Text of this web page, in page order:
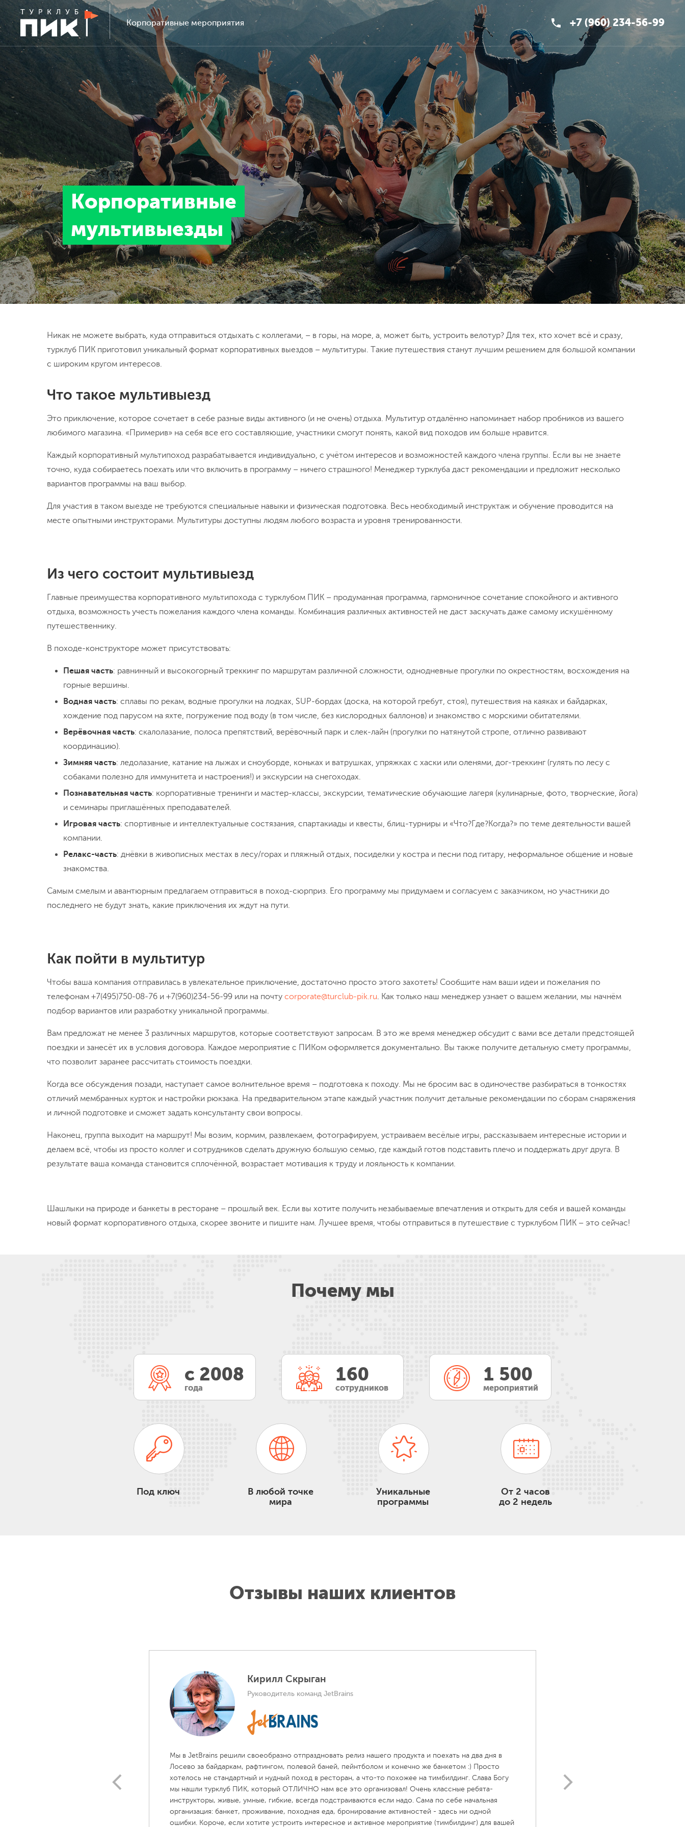
Корпоративные мероприятия +7 (960) 234-56-99
Корпоративные
мультивыезды
Никак не можете выбрать, куда отправиться отдыхать с коллегами, – в горы, на море, а, может быть, устроить велотур? Для тех, кто хочет всё и сразу,
турклуб ПИК приготовил уникальный формат корпоративных выездов – мультитуры. Такие путешествия станут лучшим решением для большой компании
с широким кругом интересов.
Что такое мультивыезд
Это приключение, которое сочетает в себе разные виды активного (и не очень) отдыха. Мультитур отдалённо напоминает набор пробников из вашего
любимого магазина. «Примерив» на себя все его составляющие, участники смогут понять, какой вид походов им больше нравится.
Каждый корпоративный мультипоход разрабатывается индивидуально, с учётом интересов и возможностей каждого члена группы. Если вы не знаете
точно, куда собираетесь поехать или что включить в программу – ничего страшного! Менеджер турклуба даст рекомендации и предложит несколько
вариантов программы на ваш выбор.
Для участия в таком выезде не требуются специальные навыки и физическая подготовка. Весь необходимый инструктаж и обучение проводится на
месте опытными инструкторами. Мультитуры доступны людям любого возраста и уровня тренированности.
Из чего состоит мультивыезд
Главные преимущества корпоративного мультипохода с турклубом ПИК – продуманная программа, гармоничное сочетание спокойного и активного
отдыха, возможность учесть пожелания каждого члена команды. Комбинация различных активностей не даст заскучать даже самому искушённому
путешественнику.
В походе-конструкторе может присутствовать:
Пешая часть : равнинный и высокогорный треккинг по маршрутам различной сложности, однодневные прогулки по окрестностям, восхождения на
горные вершины.
Водная часть: сплавы по рекам, водные прогулки на лодках, SUP-бордах (доска, на которой гребут, стоя), путешествия на каяках и байдарках,
хождение под парусом на яхте, погружение под воду (в том числе, без кислородных баллонов) и знакомство с морскими обитателями.
Верёвочная часть : скалолазание, полоса препятствий, верёвочный парк и слек-лайн (прогулки по натянутой стропе, отлично развивают
Зимняя часть
: ледолазание, катание на лыжах и сноуборде, коньках и ватрушках, упряжках с хаски или оленями, дог-треккинг (гулять по лесу с
собаками полезно для иммунитета и настроения!) и экскурсии на снегоходах.
Игровая часть: спортивные и интеллектуальные состязания, спартакиады и квесты, блиц-турниры и «Что?Где?Когда?» по теме деятельности вашей
компании.
Как пойти в мультитур
телефонам +7(495)750-08-76 и +7(960)234-56-99 или на почту
corporate@turclub-pik.ru
. Как только наш менеджер узнает о вашем желании, мы начнём
подбор вариантов или разработку уникальной программы.
Вам предложат не менее 3 различных маршрутов, которые соответствуют запросам. В это же время менеджер обсудит с вами все детали предстоящей
поездки и занесёт их в условия договора. Каждое мероприятие с ПИКом оформляется документально. Вы также получите детальную смету программы,